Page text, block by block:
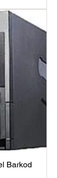
Barkod